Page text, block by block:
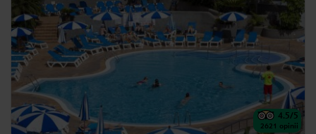
4.5/5
2621 opinii